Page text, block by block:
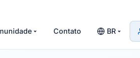
Contato BR